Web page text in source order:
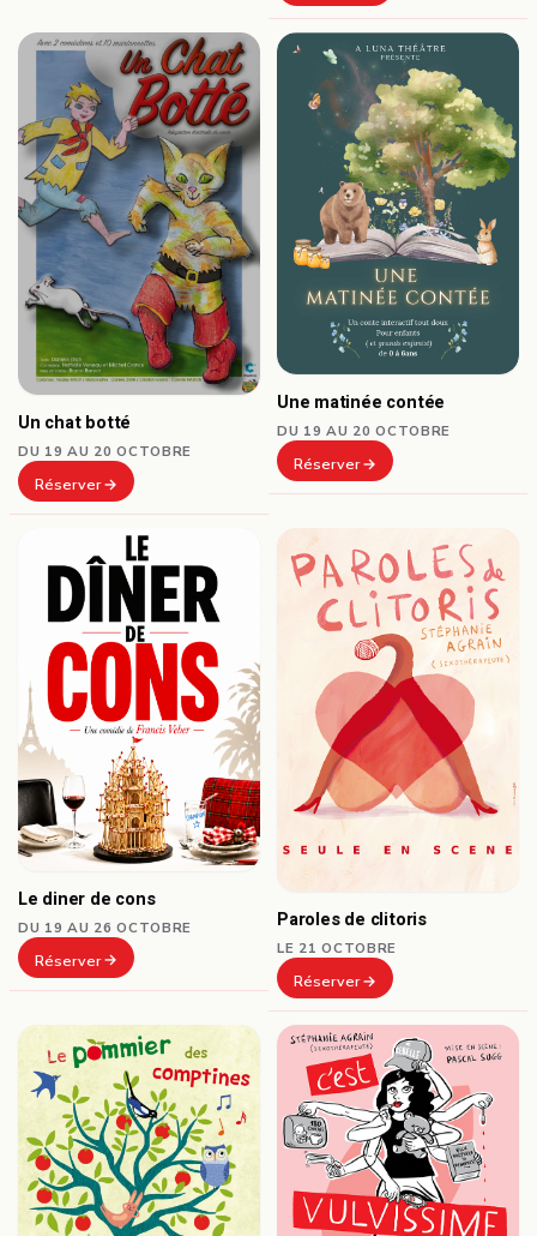
Un chat botté
DU 19 AU 20 OCTOBRE
Réserver
Une matinée contée
DU 19 AU 20 OCTOBRE
Réserver
Le diner de cons
DU 19 AU 26 OCTOBRE
Réserver
Paroles de clitoris
LE 21 OCTOBRE
Réserver